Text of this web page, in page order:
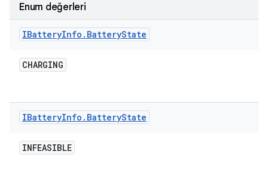
Enum değerleri
IBatteryInfo . BatteryState
CHARGING
IBatteryInfo . BatteryState
INFEASIBLE